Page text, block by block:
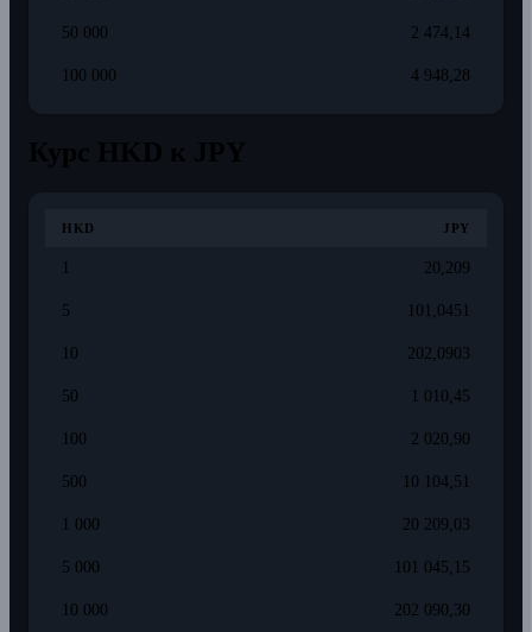
50 000 2 474,14
100 000 4 948,28
HKD JPY
20,209
5 101,0451
10 202,0903
50 1 010,45
100 2 020,90
500 10 104,51
1 000 20 209,03
5 000 101 045,15
10 000 202 090,30